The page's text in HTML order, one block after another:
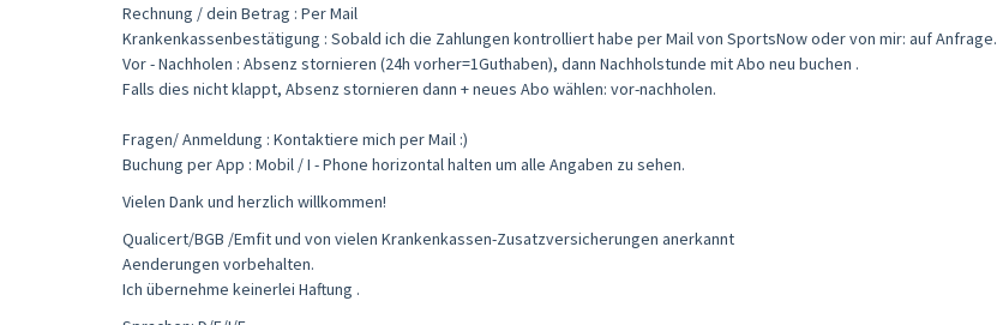
Rechnung / dein Betrag : Per Mail
Krankenkassenbestätigung : Sobald ich die Zahlungen kontrolliert habe per Mail von SportsNow oder von mir: auf Anfrage.
Vor - Nachholen : Absenz stornieren (24h vorher=1Guthaben), dann Nachholstunde mit Abo neu buchen .
Falls dies nicht klappt, Absenz stornieren dann + neues Abo wählen: vor-nachholen.
Fragen/ Anmeldung : Kontaktiere mich per Mail :)
Buchung per App : Mobil / I - Phone horizontal halten um alle Angaben zu sehen.
Vielen Dank und herzlich willkommen!
Qualicert/BGB /Emfit und von vielen Krankenkassen-Zusatzversicherungen anerkannt
Aenderungen vorbehalten.
Ich übernehme keinerlei Haftung .